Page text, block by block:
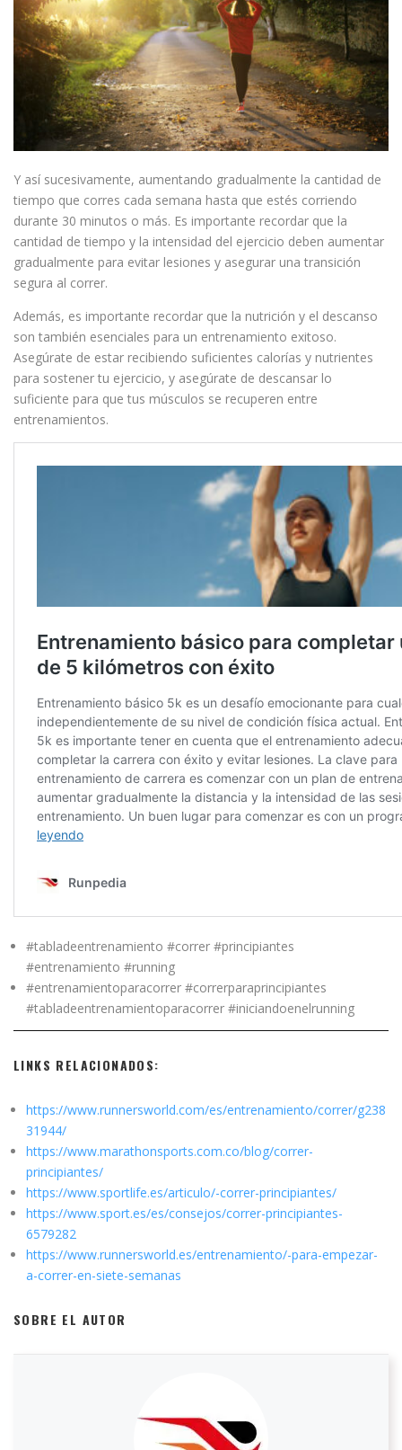
Y así sucesivamente, aumentando gradualmente la cantidad de
tiempo que corres cada semana hasta que estés corriendo
durante 30 minutos o más. Es importante recordar que la
cantidad de tiempo y la intensidad del ejercicio deben aumentar
gradualmente para evitar lesiones y asegurar una transición
segura al correr.
Además, es importante recordar que la nutrición y el descanso
son también esenciales para un entrenamiento exitoso.
Asegúrate de estar recibiendo suficientes calorías y nutrientes
para sostener tu ejercicio, y asegúrate de descansar lo
suficiente para que tus músculos se recuperen entre
entrenamientos.
#tabladeentrenamiento #correr #principiantes
#entrenamiento #running
#entrenamientoparacorrer #correrparaprincipiantes
#tabladeentrenamientoparacorrer #iniciandoenelrunning
LINKS RELACIONADOS:
https://www.runnersworld.com/es/entrenamiento/correr/g238
31944/
https://www.marathonsports.com.co/blog/correr-
principiantes/
https://www.sportlife.es/articulo/-correr-principiantes/
https://www.sport.es/es/consejos/correr-principiantes-
6579282
https://www.runnersworld.es/entrenamiento/-para-empezar-
a-correr-en-siete-semanas
SOBRE EL AUTOR